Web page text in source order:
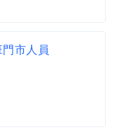
市人員